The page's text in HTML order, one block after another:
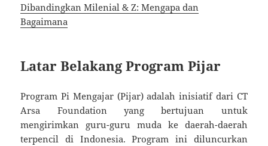
Dibandingkan Milenial & Z: Mengapa dan
Bagaimana
Latar Belakang Program Pijar
Program Pi Mengajar (Pijar) adalah inisiatif dari CT
Arsa Foundation yang bertujuan untuk
mengirimkan guru-guru muda ke daerah-daerah
terpencil di Indonesia. Program ini diluncurkan